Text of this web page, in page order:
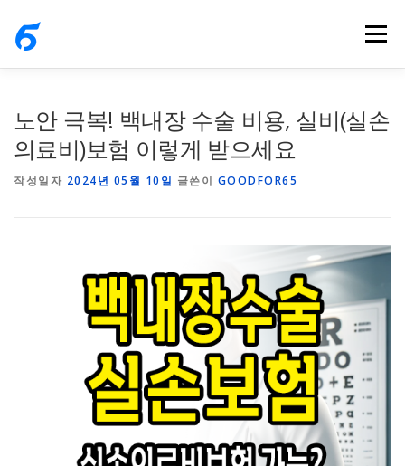
메뉴
노안 극복! 백내장 수술 비용, 실비(실손
의료비)보험 이렇게 받으세요
작성일자 2024년 05월 10일 글쓴이 GOODFOR65